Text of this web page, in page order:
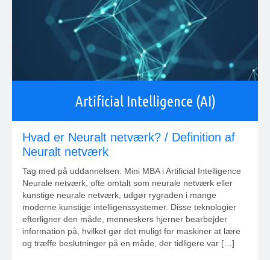
Artificial Intelligence (AI)
Hvad er Neuralt netværk? / Definition af
Neuralt netværk
Tag med på uddannelsen: Mini MBA i Artificial Intelligence
Neurale netværk, ofte omtalt som neurale netværk eller
kunstige neurale netværk, udgør rygraden i mange
moderne kunstige intelligenssystemer. Disse teknologier
efterligner den måde, menneskers hjerner bearbejder
information på, hvilket gør det muligt for maskiner at lære
og træffe beslutninger på en måde, der tidligere var […]